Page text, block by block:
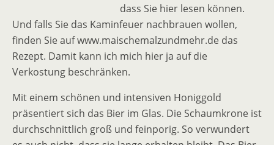
dass Sie hier lesen können.
Und falls Sie das Kaminfeuer nachbrauen wollen,
finden Sie auf www.maischemalzundmehr.de das
Rezept. Damit kann ich mich hier ja auf die
Verkostung beschränken.
Mit einem schönen und intensiven Honiggold
präsentiert sich das Bier im Glas. Die Schaumkrone ist
durchschnittlich groß und feinporig. So verwundert